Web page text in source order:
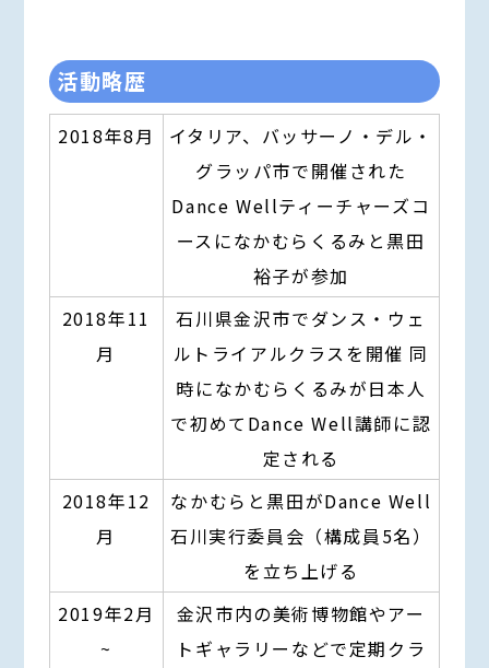
活動略歴
2018年8月
イタリア、バッサーノ・デル・
グラッパ市で開催された
Dance Wellティーチャーズコ
ースになかむらくるみと黒田
裕子が参加
2018年11
月
石川県金沢市でダンス・ウェ
ルトライアルクラスを開催 同
時になかむらくるみが日本人
で初めてDance Well講師に認
定される
2018年12
月
なかむらと黒田がDance Well
石川実行委員会（構成員5名）
を立ち上げる
2019年2月
~
金沢市内の美術博物館やアー
トギャラリーなどで定期クラ